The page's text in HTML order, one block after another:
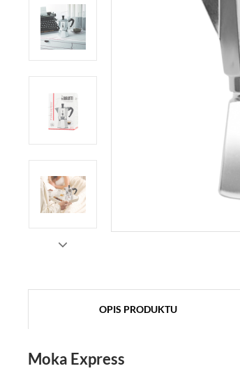
OPIS PRODUKTU
Moka Express